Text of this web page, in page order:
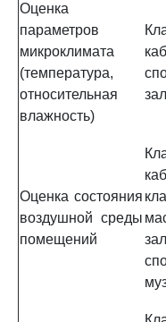
Оценка
параметров
микроклимата
(температура,
относительная
влажность)
Оценка состояния
воздушной среды
помещений